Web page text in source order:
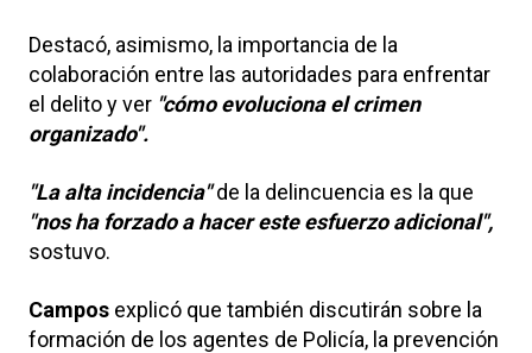
Destacó, asimismo, la importancia de la
colaboración entre las autoridades para enfrentar
el delito y ver "cómo evoluciona el crimen
organizado".
"La alta incidencia"de la delincuencia es la que
"nos ha forzado a hacer este esfuerzo adicional",
sostuvo.
Campos explicó que también discutirán sobre la
formación de los agentes de Policía, la prevención